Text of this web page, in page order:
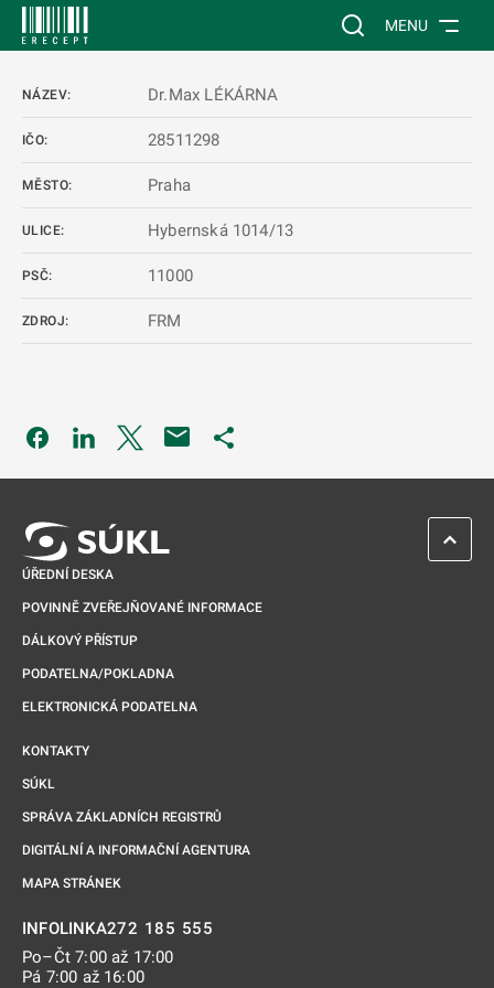
Vyhledávání na
MENU
NÁZEV: Dr.Max LÉKÁRNA
IČO: 28511298
MĚSTO: Praha
ULICE: Hybernská 1014/13
PSČ: 11000
ZDROJ: FRM
Odkaz se otevře na nové kartě
Odkaz se otevře na nové kartě
Odkaz se otevře na nové kartě
ÚŘEDNÍ DESKA
POVINNĚ ZVEŘEJŇOVANÉ INFORMACE
DÁLKOVÝ PŘÍSTUP
PODATELNA/POKLADNA
ELEKTRONICKÁ PODATELNA
KONTAKTY
SÚKL
SPRÁVA ZÁKLADNÍCH REGISTRŮ
DIGITÁLNÍ A INFORMAČNÍ AGENTURA
MAPA STRÁNEK
INFOLINKA272 185 555
Po–Čt 7:00 až 17:00
Pá 7:00 až 16:00
ZPĚT